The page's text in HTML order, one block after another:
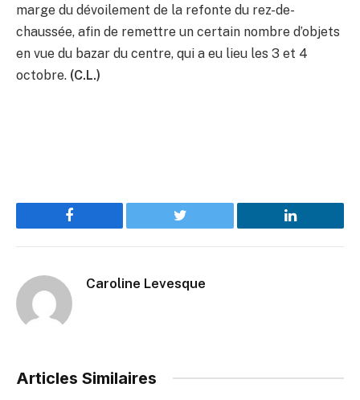
marge du dévoilement de la refonte du rez-de-
chaussée, afin de remettre un certain nombre d’objets
en vue du bazar du centre, qui a eu lieu les 3 et 4
octobre. (C.L.)
Facebook Twitter LinkedIn
Caroline Levesque
Articles Similaires